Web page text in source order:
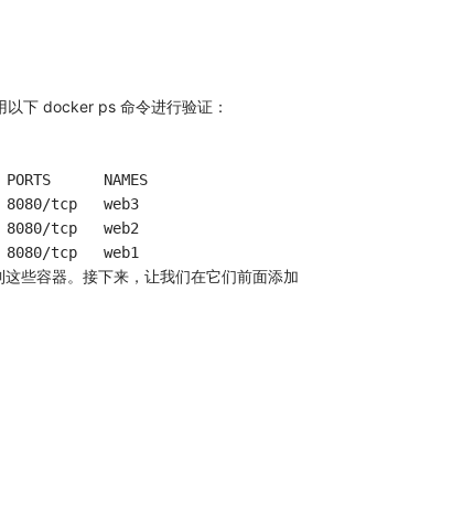
下 docker ps 命令进行验证：
NAMES
tcp   web3
tcp   web2
些容器。接下来，让我们在它们前面添加